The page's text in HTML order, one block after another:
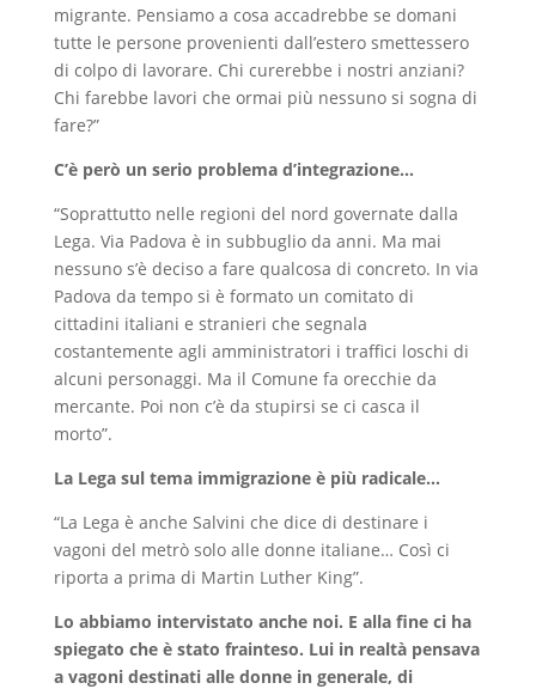
migrante. Pensiamo a cosa accadrebbe se domani
tutte le persone provenienti dall’estero smettessero
di colpo di lavorare. Chi curerebbe i nostri anziani?
Chi farebbe lavori che ormai più nessuno si sogna di
fare?”
C’è però un serio problema d’integrazione…
“Soprattutto nelle regioni del nord governate dalla
Lega. Via Padova è in subbuglio da anni. Ma mai
nessuno s’è deciso a fare qualcosa di concreto. In via
Padova da tempo si è formato un comitato di
cittadini italiani e stranieri che segnala
costantemente agli amministratori i traffici loschi di
alcuni personaggi. Ma il Comune fa orecchie da
mercante. Poi non c’è da stupirsi se ci casca il
morto”.
La Lega sul tema immigrazione è più radicale…
“La Lega è anche Salvini che dice di destinare i
vagoni del metrò solo alle donne italiane… Così ci
riporta a prima di Martin Luther King”.
Lo abbiamo intervistato anche noi. E alla fine ci ha
spiegato che è stato frainteso. Lui in realtà pensava
a vagoni destinati alle donne in generale, di